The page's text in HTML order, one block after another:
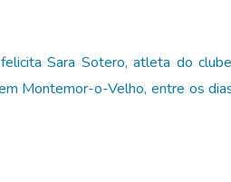
Sara Sotero, atleta do
Montemor-o-Velho, entre os